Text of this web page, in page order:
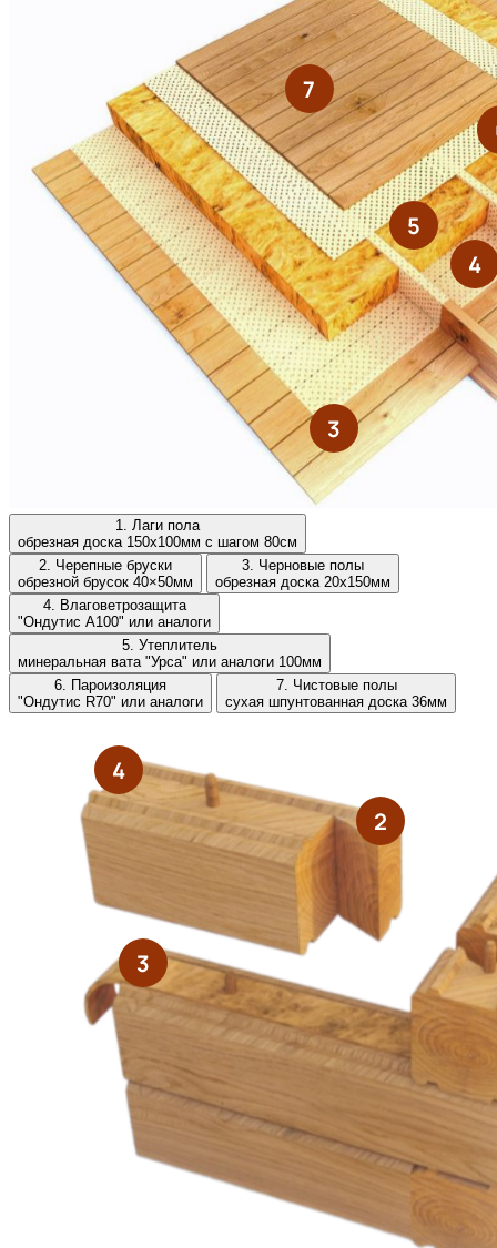
1. Лаги пола
обрезная доска 150х100мм с шагом 80см
2. Черепные бруски
обрезной брусок 40×50мм
3. Черновые полы
обрезная доска 20х150мм
4. Влаговетрозащита
"Ондутис А100" или аналоги
5. Утеплитель
минеральная вата "Урса" или аналоги 100мм
6. Пароизоляция
"Ондутис R70" или аналоги
7. Чистовые полы
сухая шпунтованная доска 36мм